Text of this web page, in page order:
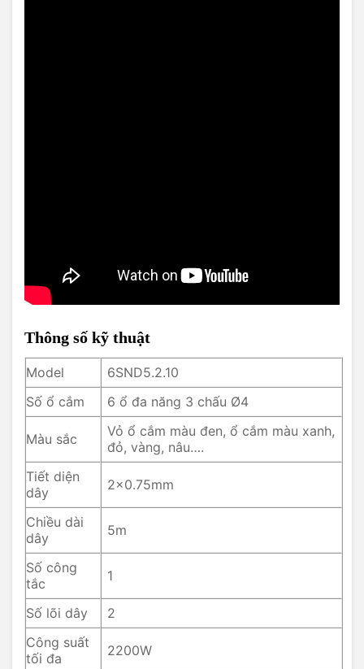
Thông số kỹ thuật
Model
6SND5.2.10
Số ổ cắm
6 ổ đa năng 3 chấu Ø4
Màu sắc
Vỏ ổ cắm màu đen, ổ cắm màu xanh,
đỏ, vàng, nâu….
Tiết diện
dây
2×0.75mm
Chiều dài
dây
5m
Số công
tắc
1
Số lõi dây
2
Công suất
tối đa
2200W